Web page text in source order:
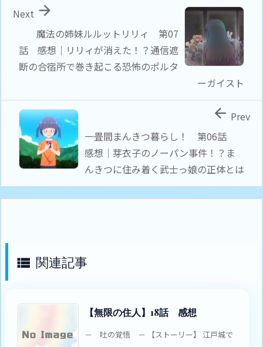
魔法の姉妹ルルットリリィ 第07
話 感想｜リリィが消えた！？通信遮
断の合宿所で巻き起こる恐怖のポルタ
ーガイスト

Next
一畳間まんきつ暮らし！ 第06話
感想｜芽衣子のノーパン事件！？ま
んきつに住み着く武士っ娘の正体とは
 Prev
 関連記事
【無限の住人】18話 感想
－ 吐の覚悟 － 【ストーリー】 江戸城で